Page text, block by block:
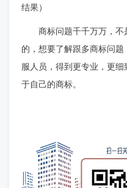
结果）
商标问题千千万万，
的，想要了解跟多商标问题
服人员，得到更专业，更
于自己的商标。